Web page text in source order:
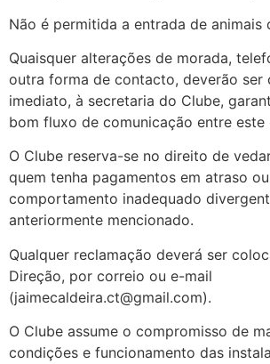
Não é permitida a entrada de animais
Quaisquer alterações de morada,
outra forma de contacto, deverão ser
imediato, à secretaria do Clube,
bom fluxo de comunicação entre este
O Clube reserva-se no direito de
quem tenha pagamentos em atraso
comportamento inadequado
anteriormente mencionado.
Qualquer reclamação deverá ser
Direção, por correio ou e-mail
(jaimecaldeira.ct@gmail.com).
O Clube assume o compromisso de
condições e funcionamento das